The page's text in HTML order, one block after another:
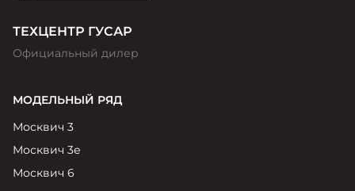
ТЕХЦЕНТР ГУСАР
Официальный дилер
МОДЕЛЬНЫЙ РЯД
Москвич 3
Москвич 3е
Москвич 6